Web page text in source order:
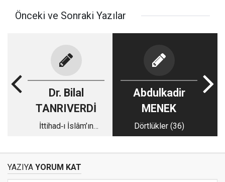
Önceki ve Sonraki Yazılar
Dr. Bilal
TANRIVERDİ
İttihad‑ı İslâm’ın
Abdulkadir
MENEK
Dörtlükler (36)
YAZIYA YORUM KAT